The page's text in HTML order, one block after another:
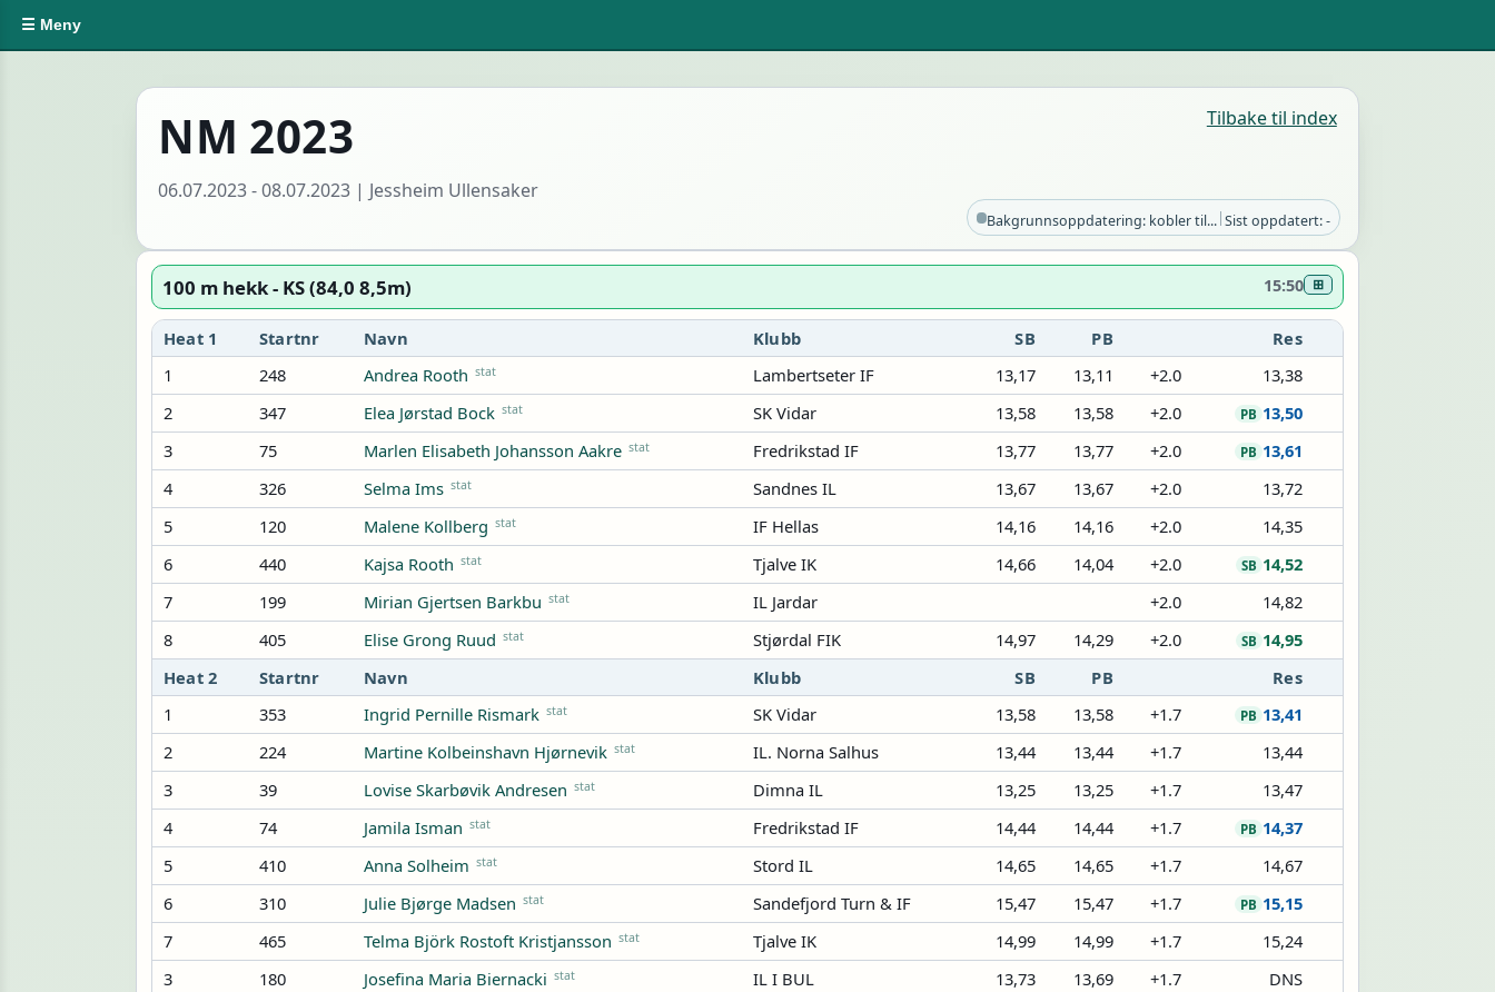
☰ Meny
NM 2023 Tilbake til index
06.07.2023 - 08.07.2023 | Jessheim Ullensaker
Bakgrunnsoppdatering: kobler til...|Sist oppdatert: -
100 m hekk - KS (84,0 8,5m) 15:50 ⊞
Heat 1 Startnr Navn Klubb SB PB
Res
1
248 Andrea Rooth stat Lambertseter IF 13,17 13,11 +2.0
13,38
2
347 Elea Jørstad Bock stat SK Vidar 13,58 13,58 +2.0 13,50
PB
3 75 Marlen Elisabeth Johansson Aakre stat Fredrikstad IF 13,77 13,77 +2.0 13,61
PB
4 326 Selma Ims stat Sandnes IL 13,67 13,67 +2.0
13,72
5
120 Malene Kollberg stat IF Hellas 14,16 14,16 +2.0
14,35
6
440 Kajsa Rooth stat Tjalve IK 14,66 14,04 +2.0 14,52
SB
7 199 Mirian Gjertsen Barkbu stat IL Jardar +2.0
14,82
8
405 Elise Grong Ruud stat Stjørdal FIK 14,97 14,29 +2.0 14,95
SB
Heat 2 Startnr Navn Klubb SB PB
Res
1
353 Ingrid Pernille Rismark stat SK Vidar 13,58 13,58 +1.7 13,41
PB
2 224 Martine Kolbeinshavn Hjørnevik stat IL. Norna Salhus 13,44 13,44 +1.7
13,44
3
39 Lovise Skarbøvik Andresen stat Dimna IL 13,25 13,25 +1.7
13,47
4
74 Jamila Isman stat Fredrikstad IF 14,44 14,44 +1.7 14,37
PB
5 410 Anna Solheim stat Stord IL 14,65 14,65 +1.7
14,67
6
310 Julie Bjørge Madsen stat Sandefjord Turn & IF 15,47 15,47 +1.7 15,15
PB
7 465 Telma Björk Rostoft Kristjansson stat Tjalve IK 14,99 14,99 +1.7
15,24
3
180 Josefina Maria Biernacki stat IL I BUL 13,73 13,69 +1.7
DNS